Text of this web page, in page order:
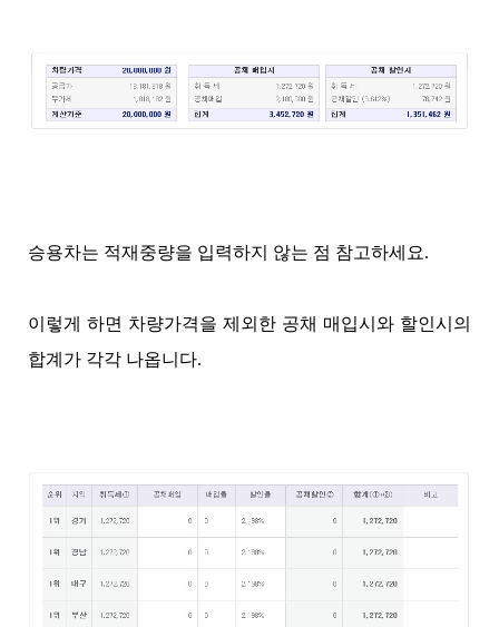
승용차는 적재중량을 입력하지 않는 점 참고하세요.
이렇게 하면 차량가격을 제외한 공채 매입시와 할인시의
합계가 각각 나옵니다.